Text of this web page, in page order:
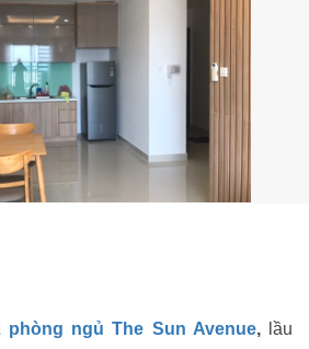
ngủ The Sun Avenue,
lầu